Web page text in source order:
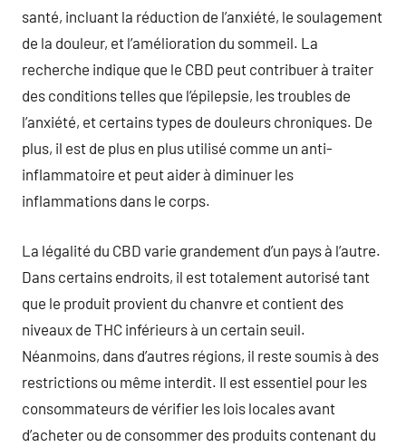
santé, incluant la réduction de l’anxiété, le soulagement
de la douleur, et l’amélioration du sommeil. La
recherche indique que le CBD peut contribuer à traiter
des conditions telles que l’épilepsie, les troubles de
l’anxiété, et certains types de douleurs chroniques. De
plus, il est de plus en plus utilisé comme un anti-
inflammatoire et peut aider à diminuer les
inflammations dans le corps.
La légalité du CBD varie grandement d’un pays à l’autre.
Dans certains endroits, il est totalement autorisé tant
que le produit provient du chanvre et contient des
niveaux de THC inférieurs à un certain seuil.
Néanmoins, dans d’autres régions, il reste soumis à des
restrictions ou même interdit. Il est essentiel pour les
consommateurs de vérifier les lois locales avant
d’acheter ou de consommer des produits contenant du